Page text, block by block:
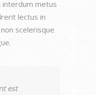
metus
lectus in
scelerisque
est